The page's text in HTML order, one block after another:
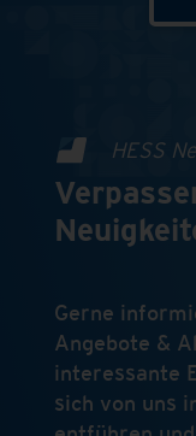
HESS
Gerne
Angebote &
interessante
sich von uns